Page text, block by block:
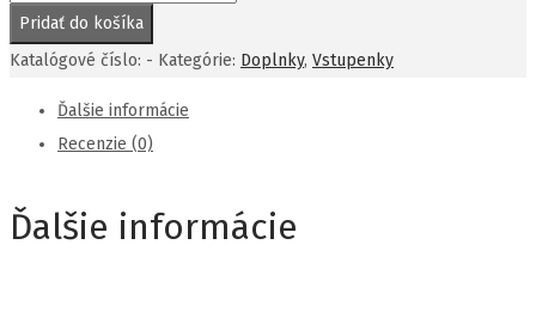
Darčekový
poukaz
Pridať do košíka
Katalógové číslo: - Kategórie: Doplnky, Vstupenky
Ďalšie informácie
Recenzie (0)
Ďalšie informácie